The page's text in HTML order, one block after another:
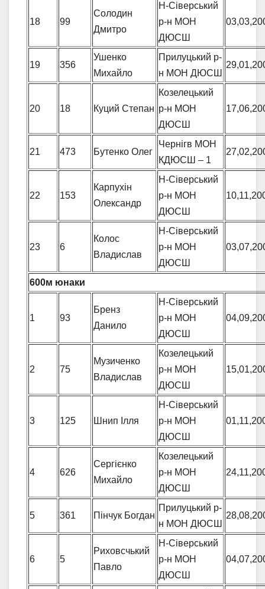
18 99
Солодин
Дмитро
Н-Сіверський
р-н МОН
ДЮСШ
19 356
Ушенко
Михайло
Прилуцький р-
н МОН ДЮСШ
20 18 Куций Степан
Козелецький
р-н МОН
ДЮСШ
21 473 Бутенко Олег
Чернігв МОН
КДЮСШ – 1
22 153
Карпухін
Олександр
Н-Сіверський
р-н МОН
ДЮСШ
23 6
Колос
Владислав
Н-Сіверський
р-н МОН
ДЮСШ
600м юнаки
1 93
Бренз
Данило
Н-Сіверський
р-н МОН
ДЮСШ
2 75
Музиченко
Владислав
Козелецький
р-н МОН
ДЮСШ
3 125 Шнип Ілля
Н-Сіверський
р-н МОН
ДЮСШ
4 626
Сергієнко
Михайло
Козелецький
р-н МОН
ДЮСШ
5 361 Пінчук Богдан
Прилуцький р-
н МОН ДЮСШ
6 5
Риховсчький
Павло
Н-Сіверський
р-н МОН
ДЮСШ